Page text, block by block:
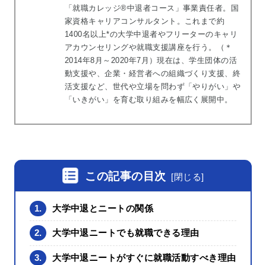
「就職カレッジ®中退者コース」事業責任者。国
家資格キャリアコンサルタント。これまで約
1400名以上*の大学中退者やフリーターのキャリ
アカウンセリングや就職支援講座を行う。（＊
2014年8月～2020年7月）現在は、学生団体の活
動支援や、企業・経営者への組織づくり支援、終
活支援など、世代や立場を問わず「やりがい」や
「いきがい」を育む取り組みを幅広く展開中。
この記事の目次 [閉じる]
1. 大学中退とニートの関係
2. 大学中退ニートでも就職できる理由
3. 大学中退ニートがすぐに就職活動すべき理由